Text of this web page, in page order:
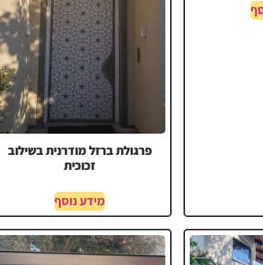
פרגולת ברזל מודרנית בשילוב
זכוכית
מידע נוסף